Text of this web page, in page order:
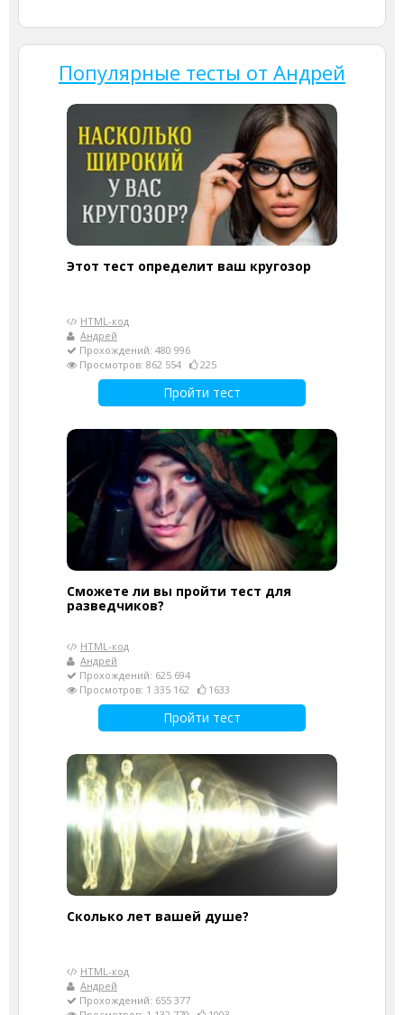
Популярные тесты от Андрей
Этот тест определит ваш кругозор
HTML-код
Андрей
Прохождений: 480 996
Просмотров: 862 554
225
Пройти тест
Сможете ли вы пройти тест для
разведчиков?
HTML-код
Андрей
Прохождений: 625 694
Просмотров: 1 335 162
1633
Пройти тест
Cколько лет вашей душе?
HTML-код
Андрей
Прохождений: 655 377